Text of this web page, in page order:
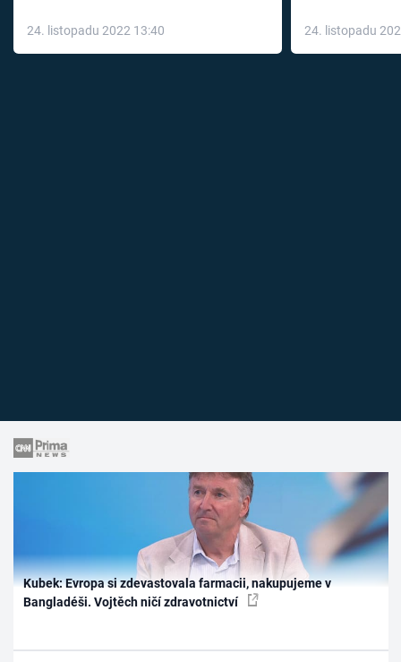
24. listopadu 2022 13:40
léky
24. listopadu
Kubek: Evropa si zdevastovala farmacii, nakupujeme v
Bangladéši. Vojtěch ničí zdravotnictví